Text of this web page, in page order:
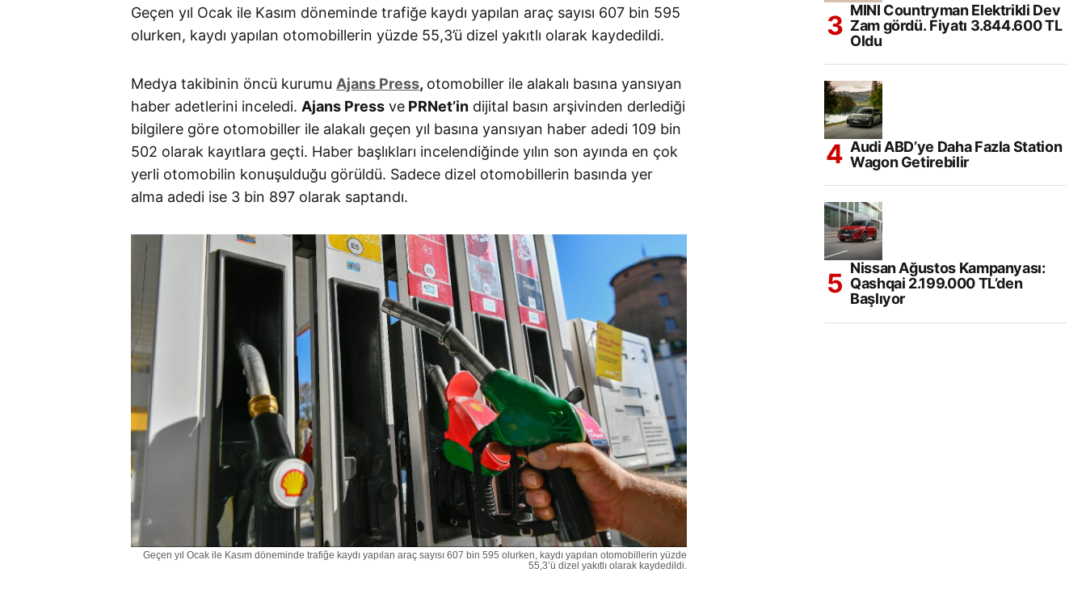
Geçen yıl Ocak ile Kasım döneminde trafiğe kaydı yapılan araç sayısı 607 bin 595
olurken, kaydı yapılan otomobillerin yüzde 55,3’ü dizel yakıtlı olarak kaydedildi.
Medya takibinin öncü kurumu Ajans Press, otomobiller ile alakalı basına yansıyan
haber adetlerini inceledi. Ajans Press ve PRNet’in dijital basın arşivinden derlediği
bilgilere göre otomobiller ile alakalı geçen yıl basına yansıyan haber adedi 109 bin
502 olarak kayıtlara geçti. Haber başlıkları incelendiğinde yılın son ayında en çok
yerli otomobilin konuşulduğu görüldü. Sadece dizel otomobillerin basında yer
alma adedi ise 3 bin 897 olarak saptandı.
Geçen yıl Ocak ile Kasım döneminde trafiğe kaydı yapılan araç sayısı 607 bin 595 olurken, kaydı yapılan otomobillerin yüzde
55,3’ü dizel yakıtlı olarak kaydedildi.
MINI Countryman Elektrikli Dev
Zam gördü. Fiyatı 3.844.600 TL
Oldu
Audi ABD’ye Daha Fazla Station
Wagon Getirebilir
Nissan Ağustos Kampanyası:
Qashqai 2.199.000 TL’den
Başlıyor